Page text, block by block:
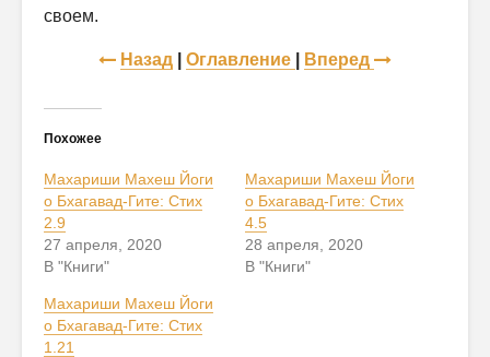
своем.
Назад Оглавление Вперед
Похожее
Махариши Махеш Йоги
о Бхагавад-Гите: Стих
2.9
27 апреля, 2020
В "Книги"
Махариши Махеш Йоги
о Бхагавад-Гите: Стих
4.5
28 апреля, 2020
В "Книги"
Махариши Махеш Йоги
о Бхагавад-Гите: Стих
1.21